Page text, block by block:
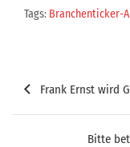
Tags: Branchenticker-
Frank Ernst wird
Bitte